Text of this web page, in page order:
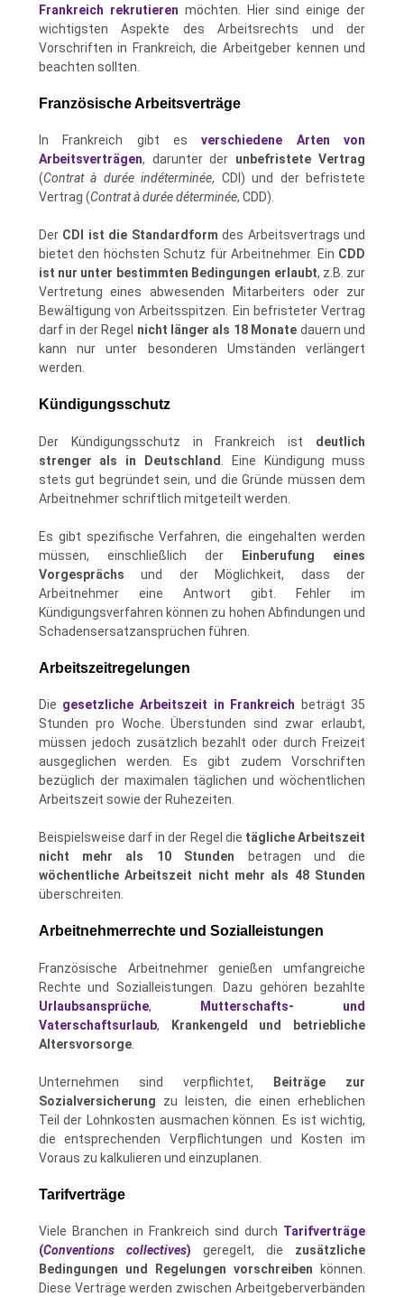
Frankreich rekrutieren möchten. Hier sind einige der
wichtigsten Aspekte des Arbeitsrechts und der
Vorschriften in Frankreich, die Arbeitgeber kennen und
beachten sollten.
Französische Arbeitsverträge
In Frankreich gibt esverschiedene Arten von
Arbeitsverträgen, darunter der unbefristete Vertrag
(Contrat à durée indéterminée, CDI) und der befristete
Vertrag (Contrat à durée déterminée, CDD).
Der CDI ist die Standardform des Arbeitsvertrags und
bietet den höchsten Schutz für Arbeitnehmer. Ein CDD
ist nur unter bestimmten Bedingungen erlaubt, z.B. zur
Vertretung eines abwesenden Mitarbeiters oder zur
Bewältigung von Arbeitsspitzen. Ein befristeter Vertrag
darf in der Regel nicht länger als 18 Monate dauern und
kann nur unter besonderen Umständen verlängert
werden.
Kündigungsschutz
Der Kündigungsschutz in Frankreich ist deutlich
strenger als in Deutschland . Eine Kündigung muss
stets gut begründet sein, und die Gründe müssen dem
Arbeitnehmer schriftlich mitgeteilt werden.
Es gibt spezifische Verfahren, die eingehalten werden
müssen, einschließlich der Einberufung eines
Vorgesprächs und der Möglichkeit, dass der
Arbeitnehmer eine Antwort gibt. Fehler im
Kündigungsverfahren können zu hohen Abfindungen und
Schadensersatzansprüchen führen.
Arbeitszeitregelungen
Die gesetzliche Arbeitszeit in Frankreich beträgt 35
Stunden pro Woche. Überstunden sind zwar erlaubt,
müssen jedoch zusätzlich bezahlt oder durch Freizeit
ausgeglichen werden. Es gibt zudem Vorschriften
bezüglich der maximalen täglichen und wöchentlichen
Arbeitszeit sowie der Ruhezeiten.
Beispielsweise darf in der Regel die tägliche Arbeitszeit
nicht mehr als 10 Stunden betragen und die
wöchentliche Arbeitszeit nicht mehr als 48 Stunden
überschreiten.
Arbeitnehmerrechte und Sozialleistungen
Französische Arbeitnehmer genießen umfangreiche
Rechte und Sozialleistungen. Dazu gehören bezahlte
Urlaubsansprüche,
Mutterschafts- und
Vaterschaftsurlaub,
Krankengeld und betriebliche
Altersvorsorge.
Unternehmen sind verpflichtet,
Beiträge zur
Sozialversicherung zu leisten, die einen erheblichen
Teil der Lohnkosten ausmachen können. Es ist wichtig,
die entsprechenden Verpflichtungen und Kosten im
Voraus zu kalkulieren und einzuplanen.
Tarifverträge
Viele Branchen in Frankreich sind durch Tarifverträge
(Conventions collectives) geregelt, die zusätzliche
Bedingungen und Regelungen vorschreiben können.
Diese Verträge werden zwischen Arbeitgeberverbänden